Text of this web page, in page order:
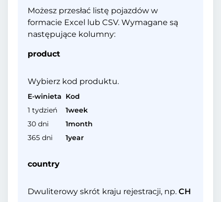
Możesz przesłać listę pojazdów w
formacie Excel lub CSV. Wymagane są
następujące kolumny:
product
Wybierz kod produktu.
E-winieta Kod
1 tydzień
1week
30 dni
1month
365 dni
1year
country
Dwuliterowy skrót kraju rejestracji, np. CH